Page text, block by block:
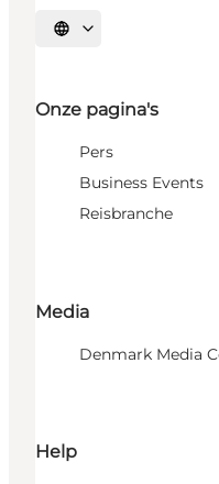
Selecteer taal
Onze pagina's
Pers
Business Events
Reisbranche
Media
Denmark Media
Help